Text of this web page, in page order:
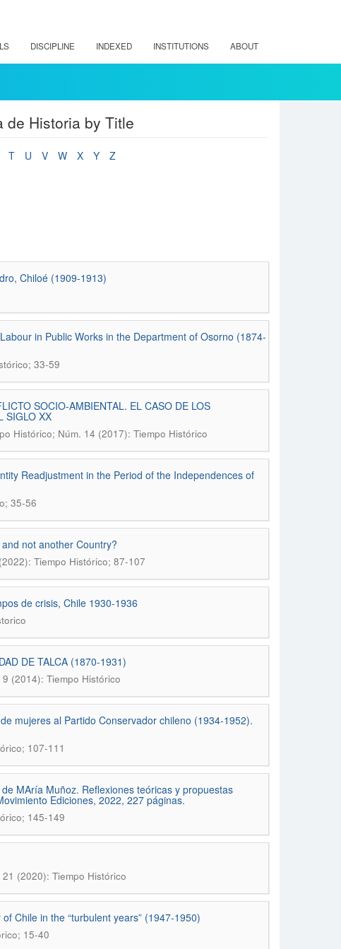
DISCIPLINE INDEXED INSTITUTIONS ABOUT
de Historia by Title
T U V W X Y Z
Chiloé (1909-1913)
in Public Works in the Department of Osorno (1874-
33-59
SOCIO-AMBIENTAL. EL CASO DE LOS
SIGLO XX
Histórico; Núm. 14 (2017): Tiempo Histórico
Readjustment in the Period of the Independences of
35-56
not another Country?
Tiempo Histórico; 87-107
de crisis, Chile 1930-1936
DE TALCA (1870-1931)
(2014): Tiempo Histórico
mujeres al Partido Conservador chileno (1934-1952).
107-111
MAría Muñoz. Reflexiones teóricas y propuestas
Ediciones, 2022, 227 páginas.
145-149
(2020): Tiempo Histórico
Chile in the “turbulent years” (1947-1950)
15-40